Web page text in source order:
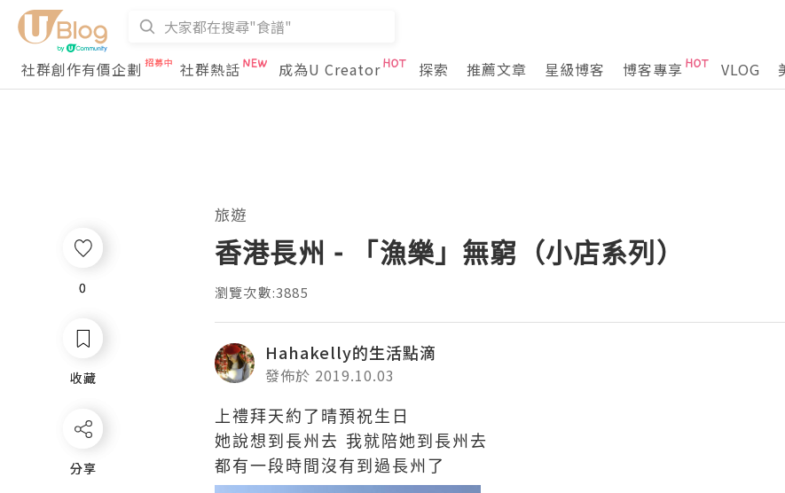
社群創作有價企劃
社群熱話 成為U Creator 探索 推薦文章 星級博客 博客專享 VLOG
0
收藏
分享
旅遊
香港長州 - 「漁樂」無窮（小店系列）
瀏覽次數:3885
Hahakelly的生活點滴
發佈於 2019.10.03
上禮拜天約了晴預祝生日
她說想到長州去 我就陪她到長州去
都有一段時間沒有到過長州了
0
收藏
分享